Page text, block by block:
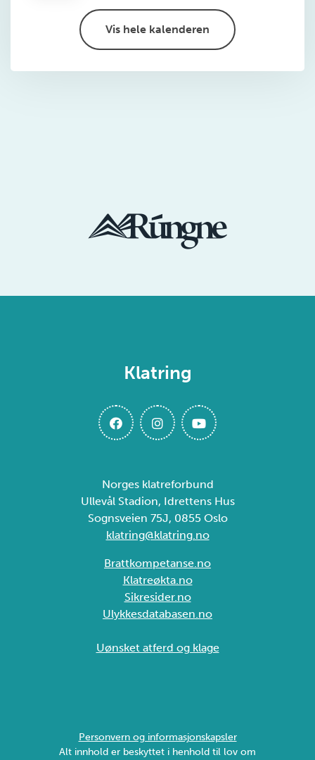
Vis hele kalenderen
Klatring
Norges klatreforbund
Ullevål Stadion, Idrettens Hus
Sognsveien 75J, 0855 Oslo
klatring@klatring.no
Brattkompetanse.no
Klatreøkta.no
Sikresider.no
Ulykkesdatabasen.no
Uønsket atferd og klage
Personvern og informasjonskapsler
Alt innhold er beskyttet i henhold til lov om